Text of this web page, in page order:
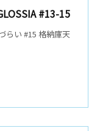
#13-15
らい #15 格納庫天